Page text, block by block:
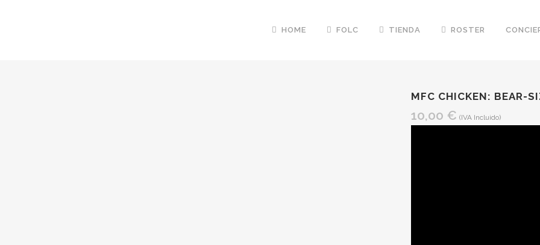
HOME FOLC TIENDA ROSTER
MFC CHICKEN: BEAR-
10,00 € (IVA Incluido)